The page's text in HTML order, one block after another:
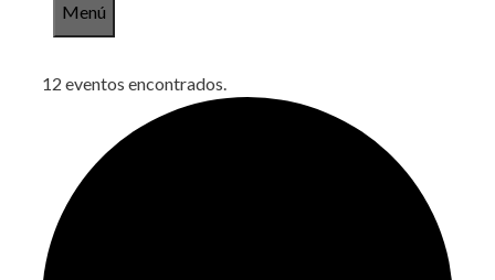
Menú
12 eventos encontrados.